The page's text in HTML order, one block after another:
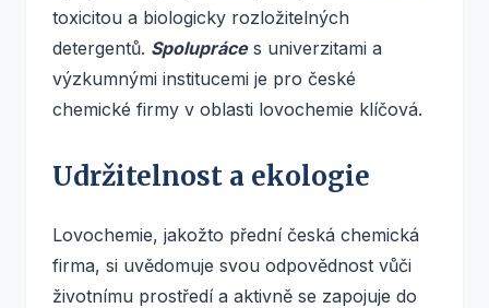
toxicitou a biologicky rozložitelných
detergentů. Spolupráces univerzitami a
výzkumnými institucemi je pro české
chemické firmy v oblasti lovochemie klíčová.
Udržitelnost a ekologie
Lovochemie, jakožto přední česká chemická
firma, si uvědomuje svou odpovědnost vůči
životnímu prostředí a aktivně se zapojuje do